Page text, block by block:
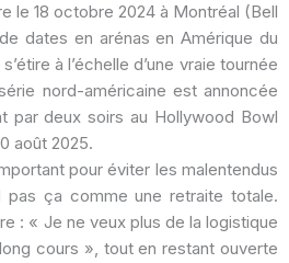
le 18 octobre 2024 à Montréal (Bell
dates en arénas en Amérique du
à l’échelle d’une vraie tournée
nord-américaine est annoncée
par deux soirs au Hollywood Bowl
août 2025.
pour éviter les malentendus
pas ça comme une retraite totale.
: « Je ne veux plus de la logistique
cours », tout en restant ouverte